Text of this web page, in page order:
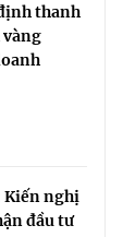
thanh
Kiến nghị
đầu tư